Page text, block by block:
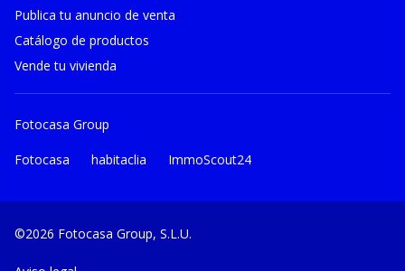
Publica tu anuncio de venta
Catálogo de productos
Vende tu vivienda
Fotocasa Group
Fotocasa habitaclia ImmoScout24
©2026 Fotocasa Group, S.L.U.